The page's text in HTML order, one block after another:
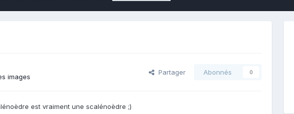
images
Partager Abonnés 0
est vraiment une scalénoèdre ;)